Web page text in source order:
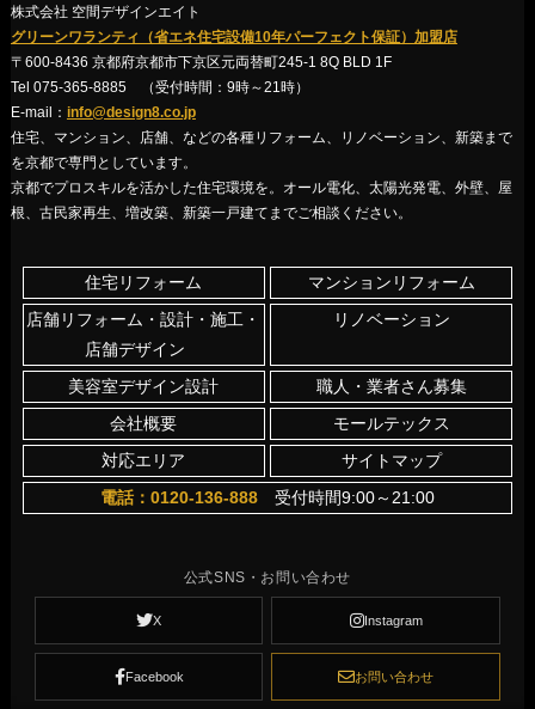
株式会社 空間デザインエイト
グリーンワランティ（省エネ住宅設備10年パーフェクト保証）加盟店
〒600-8436 京都府京都市下京区元両替町245-1 8Q BLD 1F
Tel 075-365-8885 （受付時間：9時～21時）
E-mail： info@design8.co.jp
住宅、マンション、店舗、などの各種リフォーム、リノベーション、新築まで
を京都で専門としています。
京都でプロスキルを活かした住宅環境を。オール電化、太陽光発電、外壁、屋
根、古民家再生、増改築、新築一戸建てまでご相談ください。
住宅リフォーム
マンションリフォーム
店舗リフォーム・設計・施工・
店舗デザイン
リノベーション
美容室デザイン設計
職人・業者さん募集
会社概要
モールテックス
対応エリア
サイトマップ
電話：0120-136-888受付時間9:00～21:00
公式SNS・お問い合わせ
X Instagram
Facebook お問い合わせ